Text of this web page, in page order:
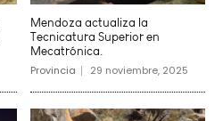
Mendoza actualiza la
Tecnicatura Superior en
Mecatrónica.
Provincia 29 noviembre, 2025